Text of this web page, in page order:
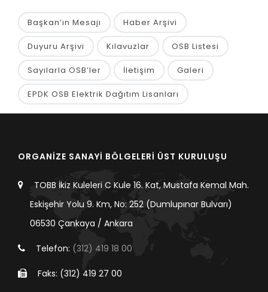
Başkan’ın Mesajı Haber Arşivi
Duyuru Arşivi Kılavuzlar OSB Listesi
Sayılarla OSB’ler İletişim Galeri
EPDK OSB Elektrik Dağıtım Lisanları
ORGANİZE SANAYİ BÖLGELERİ ÜST KURULUŞU
TOBB İkiz Kuleleri C Kule 16. Kat, Mustafa Kemal Mah.
Eskişehir Yolu 9. Km, No: 252 (Dumlupınar Bulvarı)
06530 Çankaya / Ankara
Telefon: (312) 419 18 00
Faks: (312) 419 27 00